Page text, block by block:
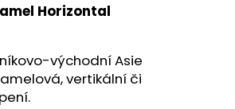
Horizontal
východní Asie
vertikální či
Následující